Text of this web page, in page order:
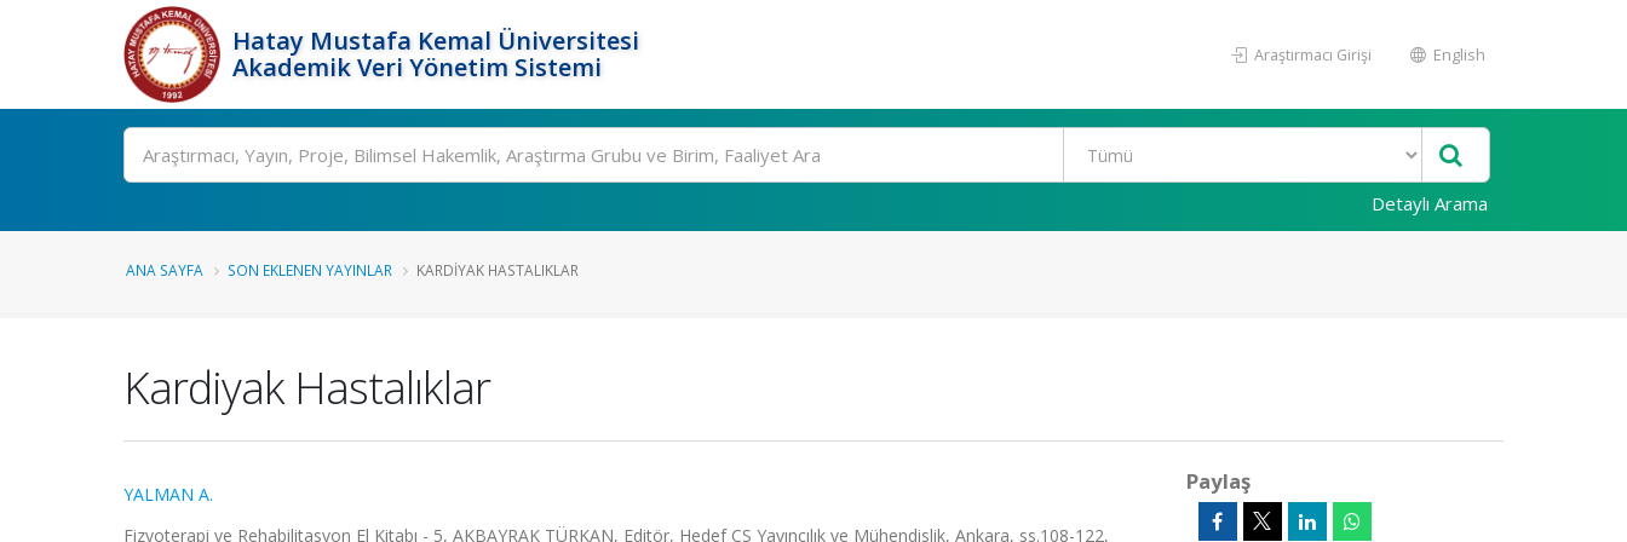
Hatay Mustafa Kemal Üniversitesi
Akademik Veri Yönetim Sistemi
Araştırmacı Girişi English
Ara
Detaylı Arama
ANA SAYFA SON EKLENEN YAYINLAR KARDIYAK HASTALIKLAR
Kardiyak Hastalıklar
YALMAN A.
Fizyoterapi ve Rehabilitasyon El Kitabı - 5, AKBAYRAK TÜRKAN, Editör, Hedef CS Yayıncılık ve Mühendislik, Ankara, ss.108-122,
Paylaş